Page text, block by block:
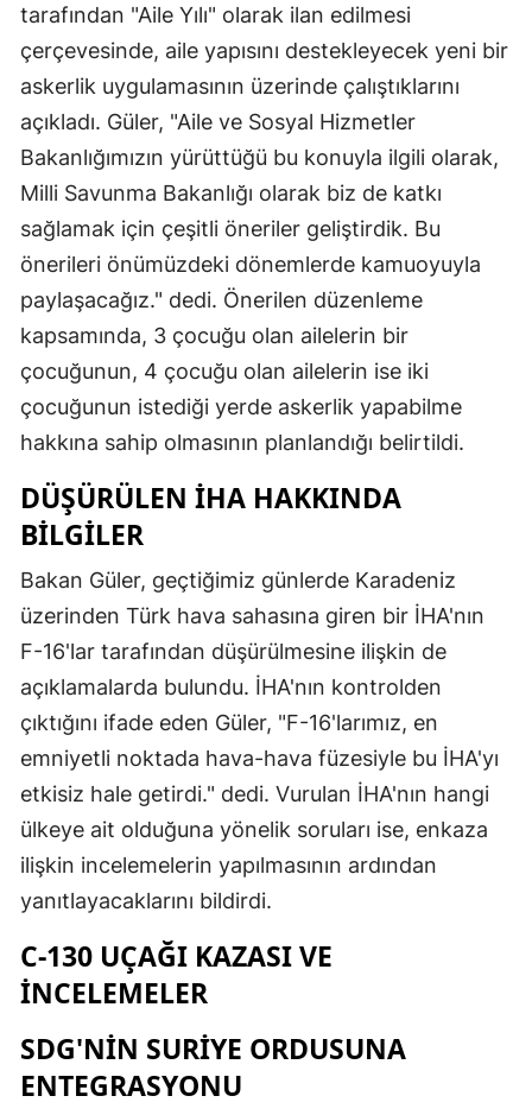
tarafından "Aile Yılı" olarak ilan edilmesi
çerçevesinde, aile yapısını destekleyecek yeni bir
askerlik uygulamasının üzerinde çalıştıklarını
açıkladı. Güler, "Aile ve Sosyal Hizmetler
Bakanlığımızın yürüttüğü bu konuyla ilgili olarak,
Milli Savunma Bakanlığı olarak biz de katkı
sağlamak için çeşitli öneriler geliştirdik. Bu
önerileri önümüzdeki dönemlerde kamuoyuyla
paylaşacağız." dedi. Önerilen düzenleme
kapsamında, 3 çocuğu olan ailelerin bir
çocuğunun, 4 çocuğu olan ailelerin ise iki
çocuğunun istediği yerde askerlik yapabilme
hakkına sahip olmasının planlandığı belirtildi.
DÜŞÜRÜLEN İHA HAKKINDA
BILGILER
Bakan Güler, geçtiğimiz günlerde Karadeniz
üzerinden Türk hava sahasına giren bir İHA'nın
F-16'lar tarafından düşürülmesine ilişkin de
açıklamalarda bulundu. İHA'nın kontrolden
çıktığını ifade eden Güler, "F-16'larımız, en
emniyetli noktada hava-hava füzesiyle bu İHA'yı
etkisiz hale getirdi." dedi. Vurulan İHA'nın hangi
ülkeye ait olduğuna yönelik soruları ise, enkaza
ilişkin incelemelerin yapılmasının ardından
yanıtlayacaklarını bildirdi.
C-130 UÇAĞI KAZASI VE
İNCELEMELER
SDG'NIN SURIYE ORDUSUNA
ENTEGRASYONU